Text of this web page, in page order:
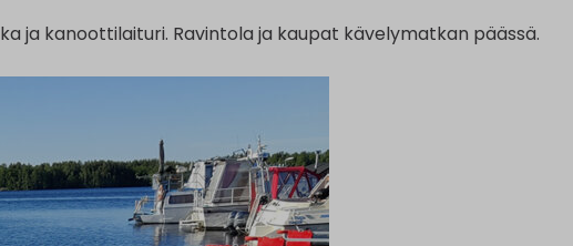
ja kanoottilaituri. Ravintola ja kaupat kävelymatkan päässä.